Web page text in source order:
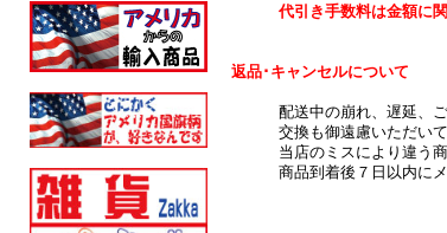
代引き手数料は金額に
返品･キャンセルについて
配送中の崩れ、遅延、
交換も御遠慮いただいて
当店のミスにより違う
商品到着後７日以内に